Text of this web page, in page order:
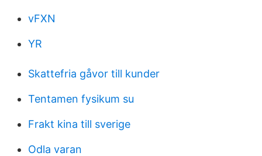
vFXN
YR
Skattefria gåvor till kunder
Tentamen fysikum su
Frakt kina till sverige
Odla varan